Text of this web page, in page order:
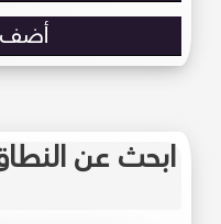
أضف
ابحث عن